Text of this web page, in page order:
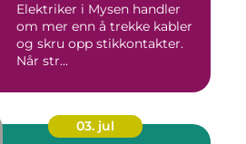
Elektriker i Mysen handler
om mer enn å trekke kabler
og skru opp stikkontakter.
Når str...
03. jul